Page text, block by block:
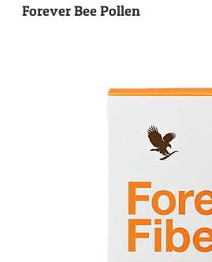
Forever Bee Pollen